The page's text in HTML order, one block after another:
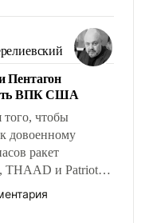
и твердым под
брать на себя
помогать
вперед и
Пентагон
ВПК США
того, чтобы
довоенному
ракет
THAAD и Patriot
более трех
война с